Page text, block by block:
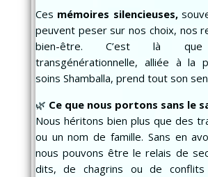
Ces mémoires silencieuses,
peuvent peser sur nos choix, nos
bien-être. C’est là que
transgénérationnelle, alliée à la
soins Shamballa, prend tout son
🌿 Ce que nous portons sans le
Nous héritons bien plus que des
ou un nom de famille. Sans en
nous pouvons être le relais de
dits, de chagrins ou de conflits